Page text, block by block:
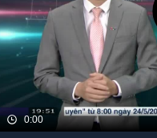
Chân dung
Sự kiện
Bóng đá
0:00